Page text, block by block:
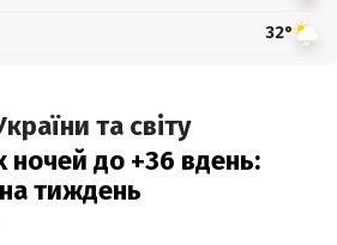
32°
та світу
ночей до +36 вдень:
тиждень